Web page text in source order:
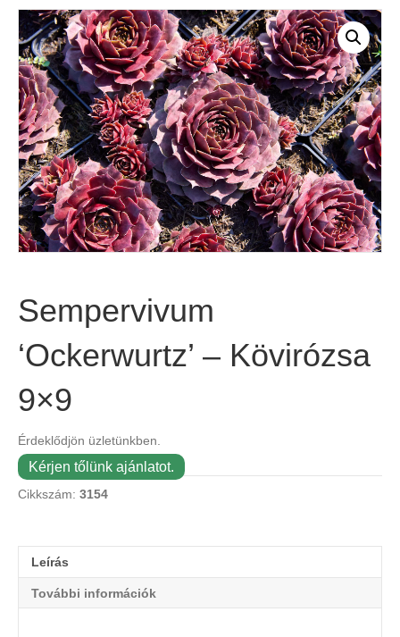
Sempervivum
‘Ockerwurtz’ – Kövirózsa
9×9
Érdeklődjön üzletünkben.
Kérjen tőlünk ajánlatot.
Cikkszám: 3154
Leírás
További információk